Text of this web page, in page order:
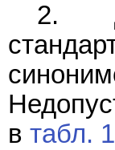
2.
в табл. 1